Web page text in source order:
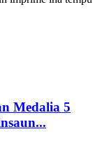
Medalia 5